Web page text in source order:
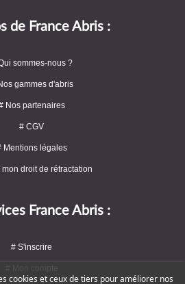
de France Abris :
sommes-nous ?
gammes d'abris
Nos partenaires
# CGV
Mentions légales
mon droit de rétractation
France Abris :
# S'inscrire
cookies et ceux de tiers pour améliorer nos